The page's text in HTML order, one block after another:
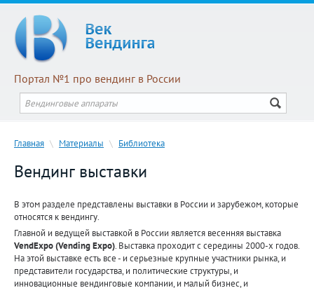
Портал №1 про вендинг в России
Главная \ Материалы \ Библиотека
Вендинг выставки
В этом разделе представлены выставки в России и зарубежом, которые
относятся к вендингу.
Главной и ведущей выставкой в России является весенняя выставка
VendExpo (Vending Expo). Выставка проходит с середины 2000-х годов.
На этой выставке есть все - и серьезные крупные участники рынка, и
представители государства, и политические структуры, и
инновационные вендинговые компании, и малый бизнес, и